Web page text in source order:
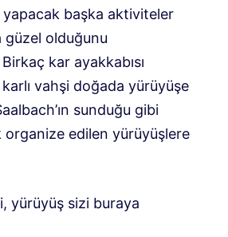
başka aktiviteler
güzel olduğunu
kar ayakkabısı
vahşi doğada yürüyüşe
sunduğu gibi
edilen yürüyüşlere
yürüyüş sizi buraya